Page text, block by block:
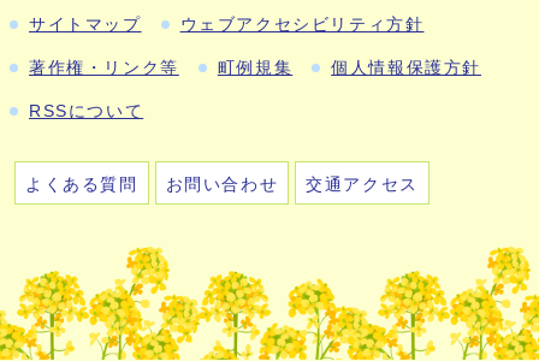
サイトマップ ウェブアクセシビリティ方針
著作権・リンク等 町例規集 個人情報保護方針
RSSについて
よくある質問 お問い合わせ 交通アクセス